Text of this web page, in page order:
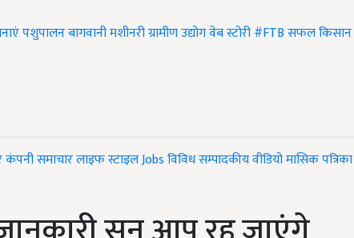
पशुपालनबागवानीमशीनरीग्रामीण उद्योगवेब स्टोरी#FTBसफल किसान
कंपनी समाचारलाइफ स्टाइलJobsविविधसम्पादकीयवीडियोमासिक पत्रिका